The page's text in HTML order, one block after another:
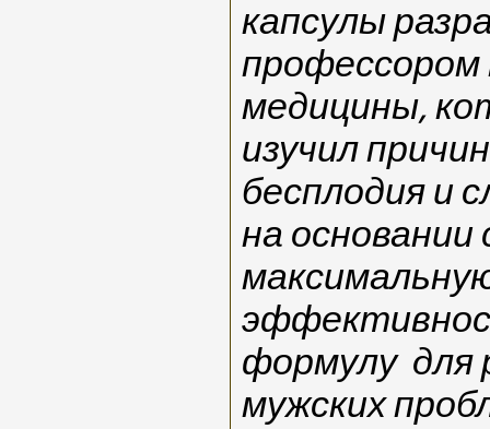
капсулы
профессором
медицины,
изучил
бесплодия и
на основании
формулу для
мужских